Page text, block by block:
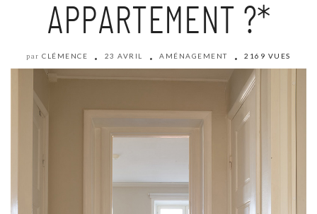
APPARTEMENT ?*
par CLÉMENCE 23 AVRIL AMÉNAGEMENT 2169 VUES